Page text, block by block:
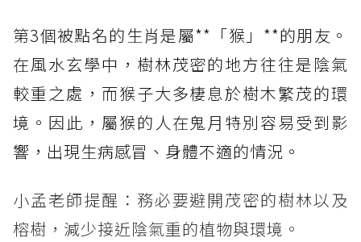
第3個被點名的生肖是屬**「猴」**的朋友。
在風水玄學中，樹林茂密的地方往往是陰氣
較重之處，而猴子大多棲息於樹木繁茂的環
境。因此，屬猴的人在鬼月特別容易受到影
響，出現生病感冒、身體不適的情況。
小孟老師提醒：務必要避開茂密的樹林以及
榕樹，減少接近陰氣重的植物與環境。